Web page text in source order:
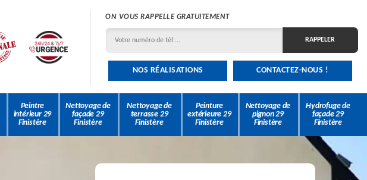
ON VOUS RAPPELLE GRATUITEMENT
NOS RÉALISATIONS CONTACTEZ-NOUS !
Peintre
intérieur 29
Finistère
Nettoyage de
façade 29
Finistère
Nettoyage de
terrasse 29
Finistère
Peinture
extérieure 29
Finistère
Nettoyage de
pignon 29
Finistère
Hydrofuge de
façade 29
Finistère